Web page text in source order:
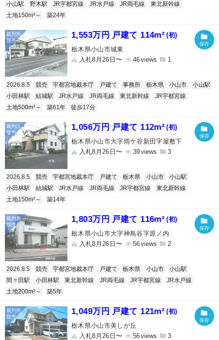
小山駅
野木駅 JR宇都宮線 JR水戸線 JR両毛線
東北新幹線
土地150m²～
築24年
1,553万円 戸建て 114m² (初)
栃木県小山市城東
入札8月26日〜
46 1
2026.8.5 競売 宇都宮地裁本庁 戸建て 事務所 栃木県 小山市
小山駅
小田林駅
結城駅 JR水戸線 JR両毛線 東北新幹線
JR宇都宮線
土地500m²～
築61年 徒歩17分
1,056万円 戸建て 112m² (初)
栃木県小山市大字雨ケ谷新田字屋敷下
入札8月26日〜
39 3
2026.8.5 競売 宇都宮地裁本庁 戸建て 栃木県 小山市
小山駅
小田林駅
結城駅 JR水戸線 JR両毛線 JR宇都宮線
東北新幹線
土地150m²～
築14年
1,803万円 戸建て 116m² (初)
栃木県小山市大字神鳥谷字原ノ内
入札8月26日〜
56 2
2026.8.5 競売 宇都宮地裁本庁 戸建て 栃木県 小山市
小山駅
間々田駅
小田林駅 東北新幹線 JR両毛線 JR宇都宮線
JR水戸線
土地200m²～
築5年
1,049万円 戸建て 121m² (初)
栃木県小山市美しが丘
入札8月26日〜
56 3